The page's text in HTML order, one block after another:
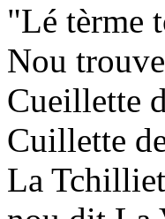
"Lé tèrme
Nou
Cueillette
Cuillette
La